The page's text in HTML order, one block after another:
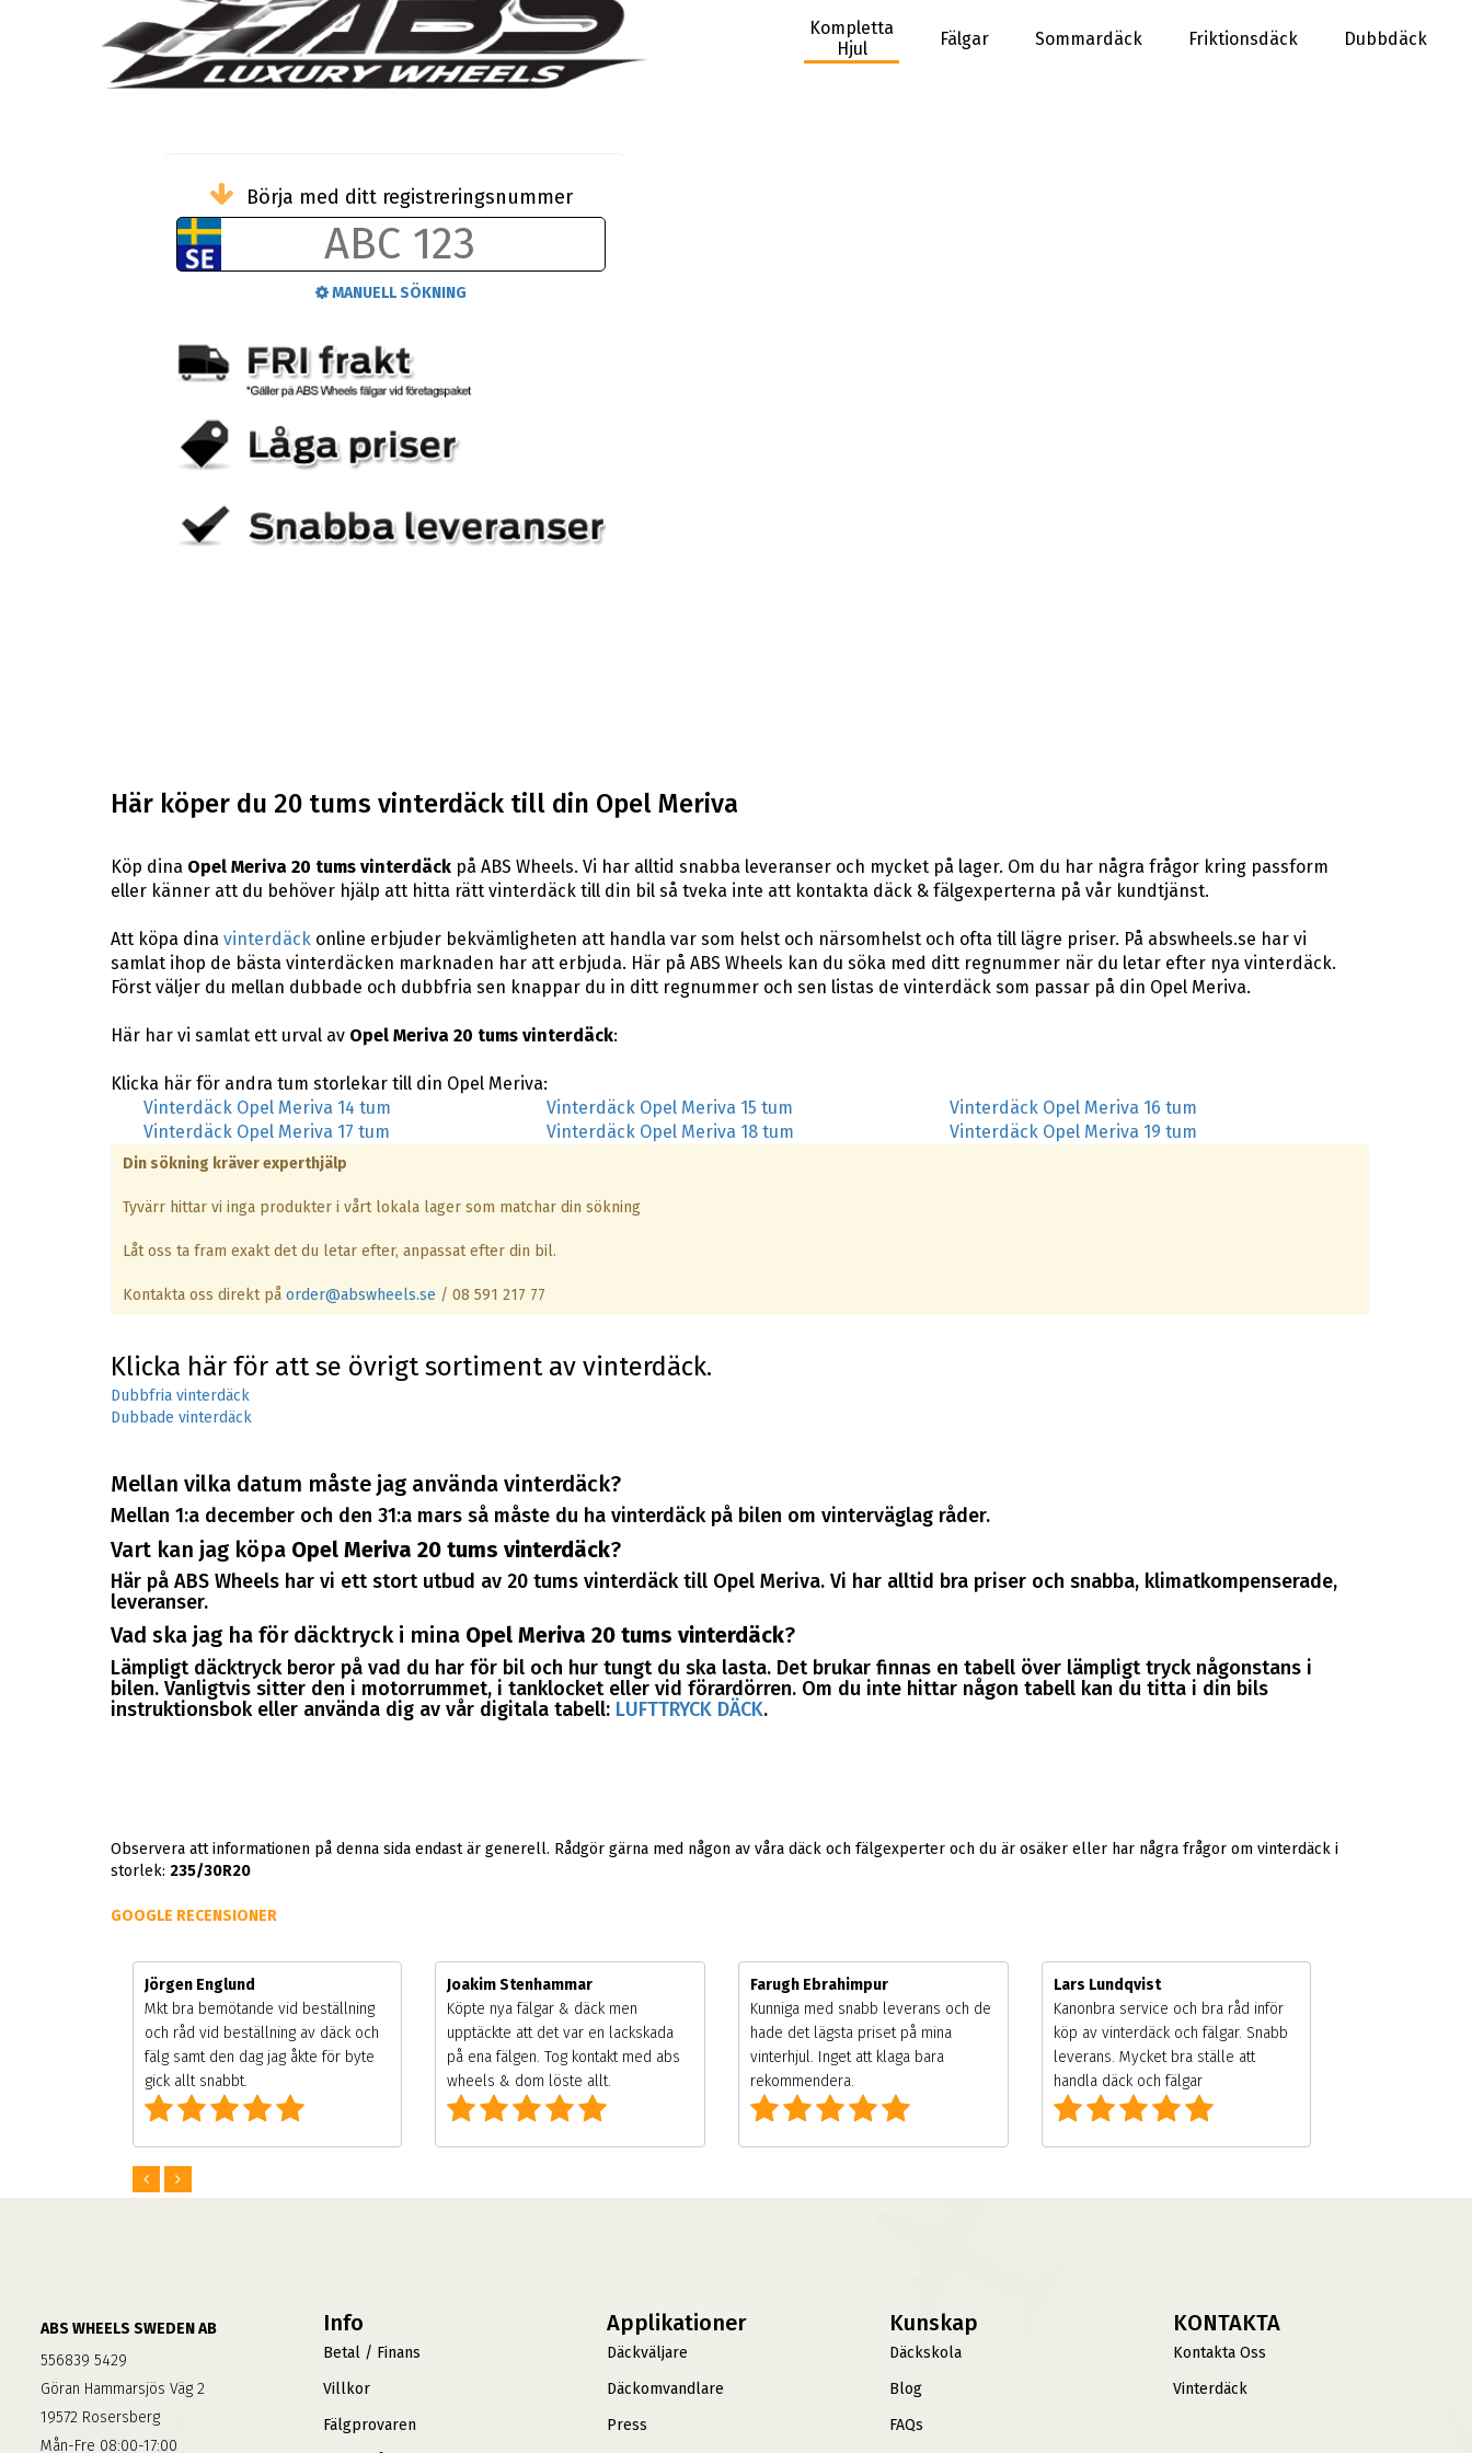
Kompletta
Hjul
Fälgar Sommardäck Friktionsdäck Dubbdäck
Börja med ditt registreringsnummer
MANUELL SÖKNING
Här köper du 20 tums vinterdäck till din Opel Meriva
Köp dina Opel Meriva 20 tums vinterdäckpå ABS Wheels. Vi har alltid snabba leveranser och mycket på lager. Om du har några frågor kring passform
eller känner att du behöver hjälp att hitta rätt vinterdäck till din bil så tveka inte att kontakta däck & fälgexperterna på vår kundtjänst.
Att köpa dina vinterdäckonline erbjuder bekvämligheten att handla var som helst och närsomhelst och ofta till lägre priser. På abswheels.se har vi
samlat ihop de bästa vinterdäcken marknaden har att erbjuda. Här på ABS Wheels kan du söka med ditt regnummer när du letar efter nya vinterdäck.
Först väljer du mellan dubbade och dubbfria sen knappar du in ditt regnummer och sen listas de vinterdäck som passar på din Opel Meriva.
Här har vi samlat ett urval av Opel Meriva 20 tums vinterdäck:
Klicka här för andra tum storlekar till din Opel Meriva:
Vinterdäck Opel Meriva 14 tum
Vinterdäck Opel Meriva 15 tum
Vinterdäck Opel Meriva 16 tum
Vinterdäck Opel Meriva 17 tum
Vinterdäck Opel Meriva 18 tum Vinterdäck Opel Meriva 19 tum
Din sökning kräver experthjälp
Tyvärr hittar vi inga produkter i vårt lokala lager som matchar din sökning
Låt oss ta fram exakt det du letar efter, anpassat efter din bil.
Kontakta oss direkt på order@abswheels.se / 08 591 217 77
Klicka här för att se övrigt sortiment av vinterdäck.
Dubbfria vinterdäck
Dubbade vinterdäck
Mellan vilka datum måste jag använda vinterdäck?
Mellan 1:a december och den 31:a mars så måste du ha vinterdäck på bilen om vinterväglag råder.
Vart kan jag köpa Opel Meriva 20 tums vinterdäck?
Här på ABS Wheels har vi ett stort utbud av 20 tums vinterdäck till Opel Meriva. Vi har alltid bra priser och snabba, klimatkompenserade,
leveranser.
Vad ska jag ha för däcktryck i mina Opel Meriva 20 tums vinterdäck?
Lämpligt däcktryck beror på vad du har för bil och hur tungt du ska lasta. Det brukar finnas en tabell över lämpligt tryck någonstans i
bilen. Vanligtvis sitter den i motorrummet, i tanklocket eller vid förardörren. Om du inte hittar någon tabell kan du titta i din bils
instruktionsbok eller använda dig av vår digitala tabell: LUFTTRYCK DÄCK.
Observera att informationen på denna sida endast är generell. Rådgör gärna med någon av våra däck och fälgexperter och du är osäker eller har några frågor om vinterdäck i
storlek: 235/30R20
GOOGLE RECENSIONER
Jörgen Englund
Mkt bra bemötande vid beställning
och råd vid beställning av däck och
fälg samt den dag jag åkte för byte
gick allt snabbt.
Joakim Stenhammar
Köpte nya fälgar & däck men
upptäckte att det var en lackskada
på ena fälgen. Tog kontakt med abs
wheels & dom löste allt.
Farugh Ebrahimpur
Kunniga med snabb leverans och de
hade det lägsta priset på mina
vinterhjul. Inget att klaga bara
rekommendera.
Lars Lundqvist
Kanonbra service och bra råd inför
köp av vinterdäck och fälgar. Snabb
leverans. Mycket bra ställe att
handla däck och fälgar
ABS WHEELS SWEDEN AB
556839 5429
Göran Hammarsjös Väg 2
19572 Rosersberg
Mån-Fre 08:00-17:00
Info
Betal / Finans
Villkor
Fälgprovaren
Applikationer
Däckväljare
Däckomvandlare
Press
Kunskap
Däckskola
Blog
FAQs
KONTAKTA
Kontakta Oss
Vinterdäck